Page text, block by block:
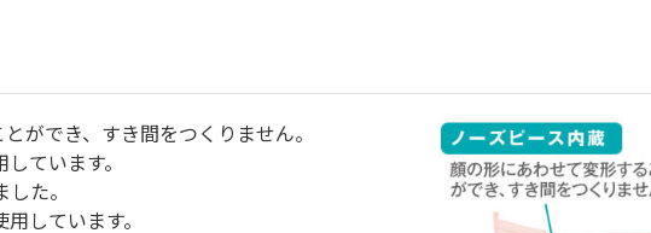
ができ、すき間をつくりません。
ています。
た。
しています。